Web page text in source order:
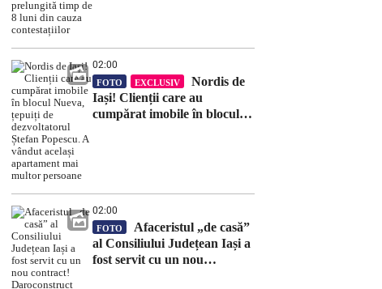
02:00
FOTO EXCLUSIV
Nordis de
Iași! Clienții care au
cumpărat imobile în blocul
02:00
FOTO
Afaceristul „de casă”
al Consiliului Județean Iași a
fost servit cu un nou